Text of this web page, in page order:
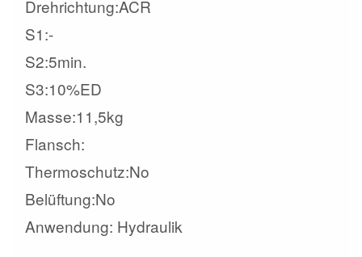
Drehrichtung:ACR
S1:-
S2:5min.
S3:10%ED
Masse:11,5kg
Flansch:
Thermoschutz:No
Belüftung:No
Anwendung: Hydraulik